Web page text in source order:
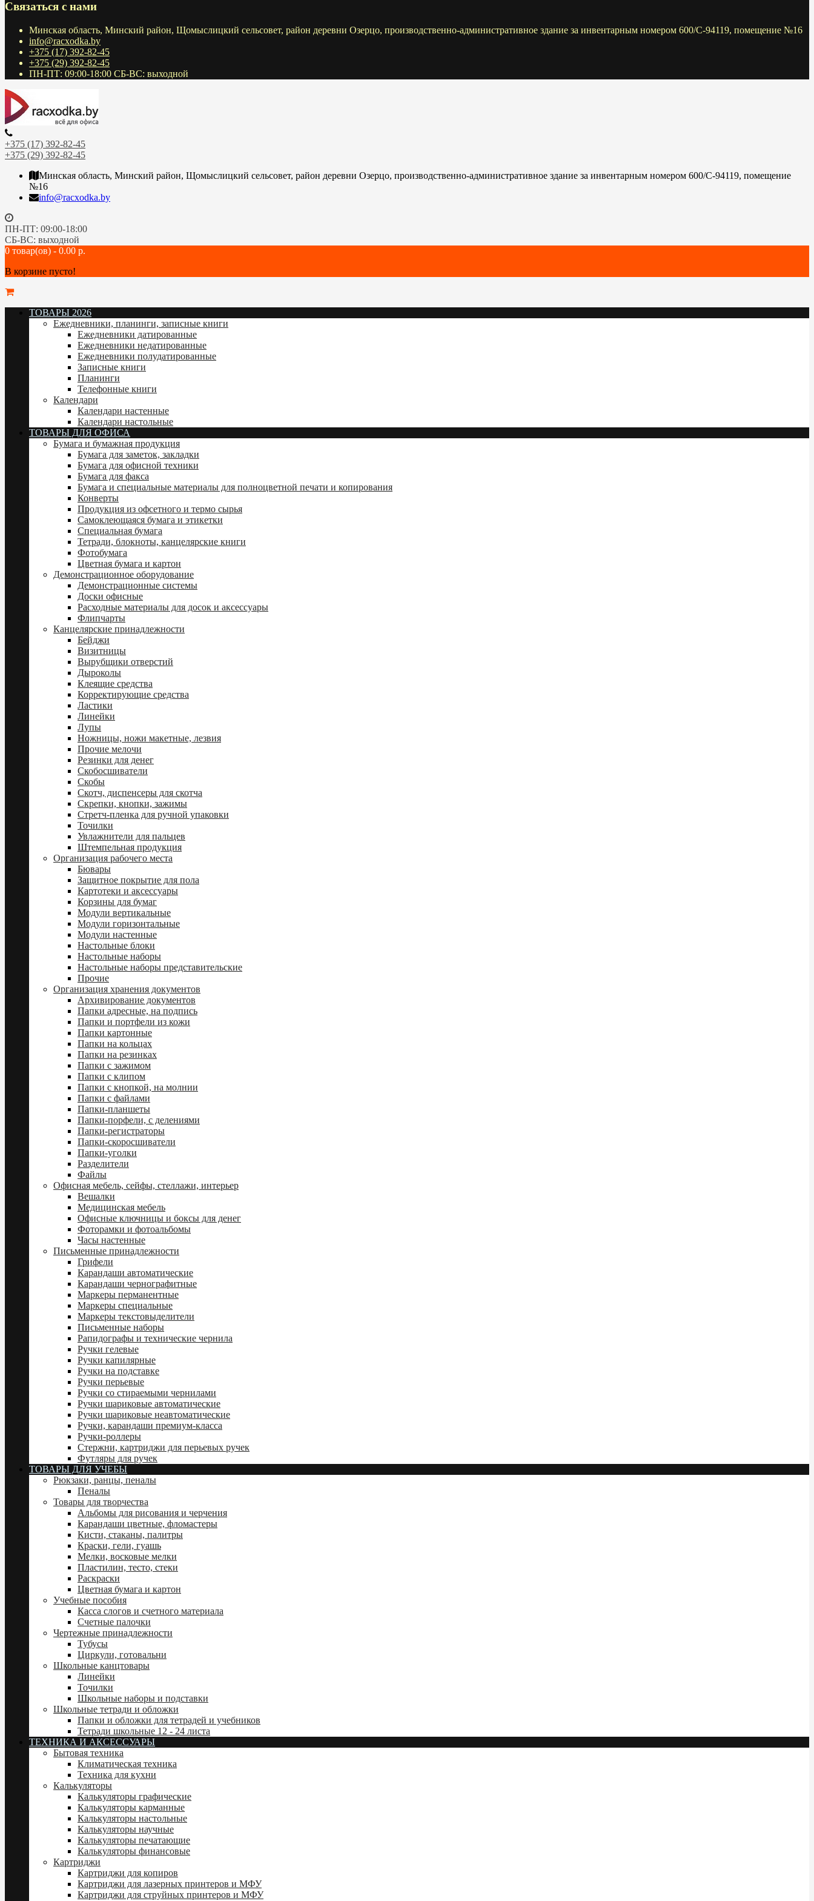
Связаться с нами
Минская область, Минский район, Щомыслицкий сельсовет, район деревни Озерцо, производственно-административное здание за инвентарным номером 600/С-94119, помещение №16
info@racxodka.by
+375 (17) 392-82-45
+375 (29) 392-82-45
ПН-ПТ: 09:00-18:00 СБ-ВС: выходной
+375 (17) 392-82-45
+375 (29) 392-82-45
Минская область, Минский район, Щомыслицкий сельсовет, район деревни Озерцо, производственно-административное здание за инвентарным номером 600/С-94119, помещение
№16
info@racxodka.by
ПН-ПТ: 09:00-18:00
СБ-ВС: выходной
0 товар(ов) - 0.00 р.
В корзине пусто!
ТОВАРЫ 2026
Ежедневники, планинги, записные книги
Ежедневники датированные
Ежедневники недатированные
Ежедневники полудатированные
Записные книги
Планинги
Телефонные книги
Календари
Календари настенные
Календари настольные
ТОВАРЫ ДЛЯ ОФИСА
Бумага и бумажная продукция
Бумага для заметок, закладки
Бумага для офисной техники
Бумага для факса
Бумага и специальные материалы для полноцветной печати и копирования
Конверты
Продукция из офсетного и термо сырья
Самоклеющаяся бумага и этикетки
Специальная бумага
Тетради, блокноты, канцелярские книги
Фотобумага
Цветная бумага и картон
Демонстрационное оборудование
Демонстрационные системы
Доски офисные
Расходные материалы для досок и аксессуары
Флипчарты
Канцелярские принадлежности
Бейджи
Визитницы
Вырубщики отверстий
Дыроколы
Клеящие средства
Корректирующие средства
Ластики
Линейки
Лупы
Ножницы, ножи макетные, лезвия
Прочие мелочи
Резинки для денег
Скобосшиватели
Скобы
Скотч, диспенсеры для скотча
Скрепки, кнопки, зажимы
Стретч-пленка для ручной упаковки
Точилки
Увлажнители для пальцев
Штемпельная продукция
Организация рабочего места
Бювары
Защитное покрытие для пола
Картотеки и аксессуары
Корзины для бумаг
Модули вертикальные
Модули горизонтальные
Модули настенные
Настольные блоки
Настольные наборы
Настольные наборы представительские
Прочие
Организация хранения документов
Архивирование документов
Папки адресные, на подпись
Папки и портфели из кожи
Папки картонные
Папки на кольцах
Папки на резинках
Папки с зажимом
Папки с клипом
Папки с кнопкой, на молнии
Папки с файлами
Папки-планшеты
Папки-порфели, с делениями
Папки-регистраторы
Папки-скоросшиватели
Папки-уголки
Разделители
Файлы
Офисная мебель, сейфы, стеллажи, интерьер
Вешалки
Медицинская мебель
Офисные ключницы и боксы для денег
Фоторамки и фотоальбомы
Часы настенные
Письменные принадлежности
Грифели
Карандаши автоматические
Карандаши чернографитные
Маркеры перманентные
Маркеры специальные
Маркеры текстовыделители
Письменные наборы
Рапидографы и технические чернила
Ручки гелевые
Ручки капилярные
Ручки на подставке
Ручки перьевые
Ручки со стираемыми чернилами
Ручки шариковые автоматические
Ручки шариковые неавтоматические
Ручки, карандаши премиум-класса
Ручки-роллеры
Стержни, картриджи для перьевых ручек
Футляры для ручек
ТОВАРЫ ДЛЯ УЧЕБЫ
Рюкзаки, ранцы, пеналы
Пеналы
Товары для творчества
Альбомы для рисования и черчения
Карандаши цветные, фломастеры
Кисти, стаканы, палитры
Краски, гели, гуашь
Мелки, восковые мелки
Пластилин, тесто, стеки
Раскраски
Цветная бумага и картон
Учебные пособия
Касса слогов и счетного материала
Счетные палочки
Чертежные принадлежности
Тубусы
Циркули, готовальни
Школьные канцтовары
Линейки
Точилки
Школьные наборы и подставки
Школьные тетради и обложки
Папки и обложки для тетрадей и учебников
Тетради школьные 12 - 24 листа
ТЕХНИКА И АКСЕССУАРЫ
Бытовая техника
Климатическая техника
Техника для кухни
Калькуляторы
Калькуляторы графические
Калькуляторы карманные
Калькуляторы настольные
Калькуляторы научные
Калькуляторы печатающие
Калькуляторы финансовые
Картриджи
Картриджи для копиров
Картриджи для лазерных принтеров и МФУ
Картриджи для струйных принтеров и МФУ